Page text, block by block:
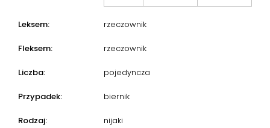
Leksem: rzeczownik
Fleksem: rzeczownik
Liczba: pojedyncza
Przypadek: biernik
Rodzaj: nijaki